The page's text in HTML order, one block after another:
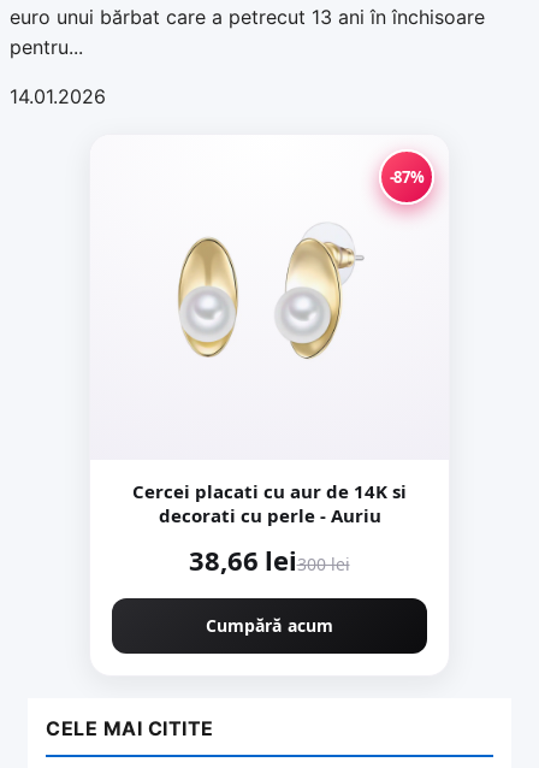
euro unui bărbat care a petrecut 13 ani în închisoare
pentru...
14.01.2026
-87%
Cercei placati cu aur de 14K si
decorati cu perle - Auriu
38,66 lei300 lei
Cumpără acum
CELE MAI CITITE